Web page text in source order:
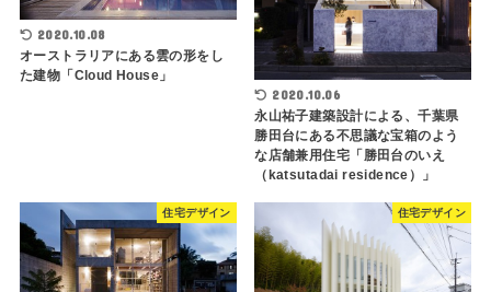
2020.10.08
オーストラリアにある雲の形をし
た建物「Cloud House」
2020.10.06
永山祐子建築設計による、千葉県
勝田台にある不思議な宝箱のよう
な店舗兼用住宅「勝田台のいえ
（katsutadai residence）」
住宅デザイン 住宅デザイン